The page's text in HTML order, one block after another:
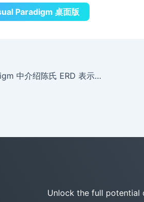
Paradigm 桌面版
在 Visual Paradigm 中介绍陈氏 ERD 表示法
Unlock the full